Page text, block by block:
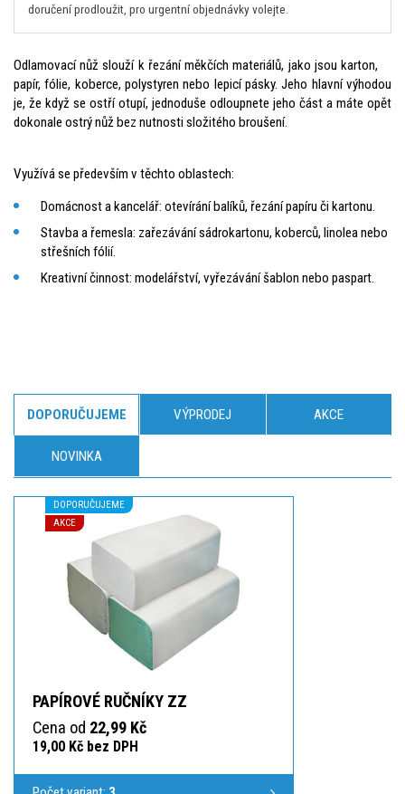
doručení prodloužit, pro urgentní objednávky volejte.
Odlamovací nůž slouží k řezání měkčích materiálů, jako jsou karton,
papír, fólie, koberce, polystyren nebo lepicí pásky. Jeho hlavní výhodou
je, že když se ostří otupí, jednoduše odloupnete jeho část a máte opět
dokonale ostrý nůž bez nutnosti složitého broušení.
Využívá se především v těchto oblastech:
Domácnost a kancelář: otevírání balíků, řezání papíru či kartonu.
Stavba a řemesla: zařezávání sádrokartonu, koberců, linolea nebo
střešních fólií.
Kreativní činnost: modelářství, vyřezávání šablon nebo paspart.
DOPORUČUJEME VÝPRODEJ AKCE
NOVINKA
DOPORUČUJEME
AKCE
PAPÍROVÉ RUČNÍKY ZZ
Cena od 22,99 Kč
19,00 Kč bez DPH